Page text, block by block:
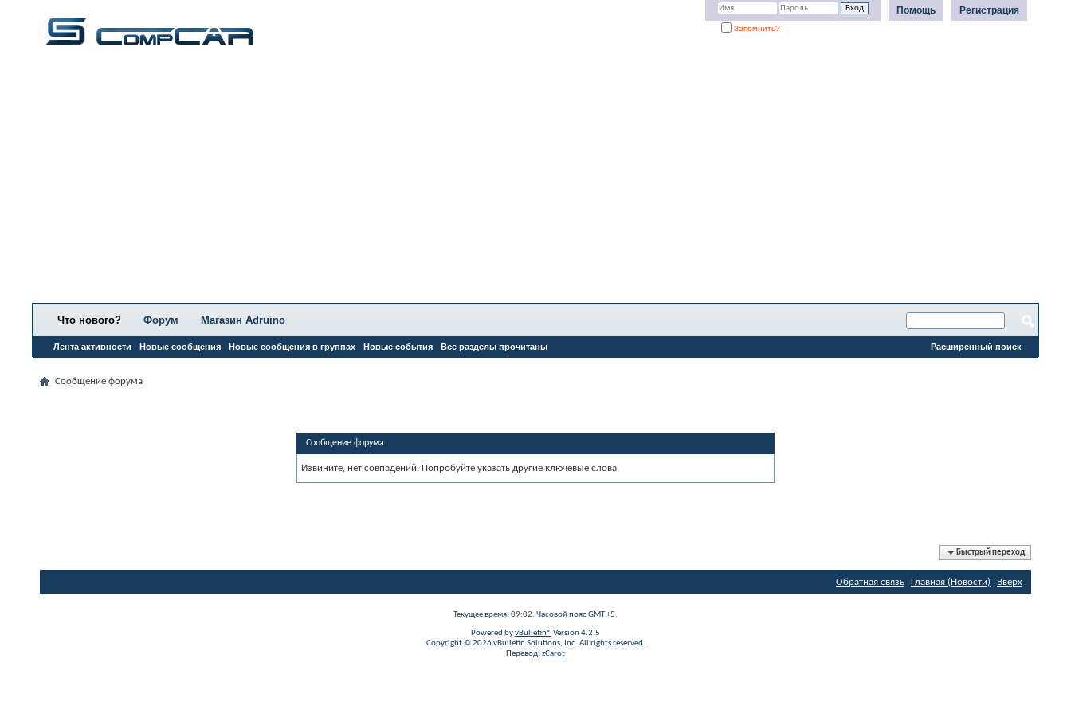
Регистрация
Помощь
Запомнить?
Что нового?
Лента активности Новые сообщения Новые сообщения в группах Новые события Все разделы прочитаны
Форум Магазин Adruino
Расширенный поиск
Сообщение форума
Сообщение форума
Извините, нет совпадений. Попробуйте указать другие ключевые слова.
Быстрый переход
Обратная связь Главная (Новости) Вверх
Текущее время: 09:02. Часовой пояс GMT +5.
Powered byvBulletin® Version 4.2.5
Copyright © 2026 vBulletin Solutions, Inc. All rights reserved.
Перевод: zCarot